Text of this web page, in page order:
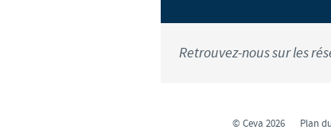
Retrouvez-nous sur les
© Ceva 2026 Plan